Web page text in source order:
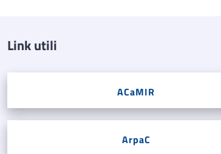
Link utili
ACaMIR
ArpaC